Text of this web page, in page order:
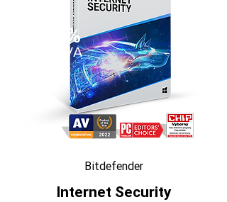
SLEVA
50%
Bitdefender
Internet Security